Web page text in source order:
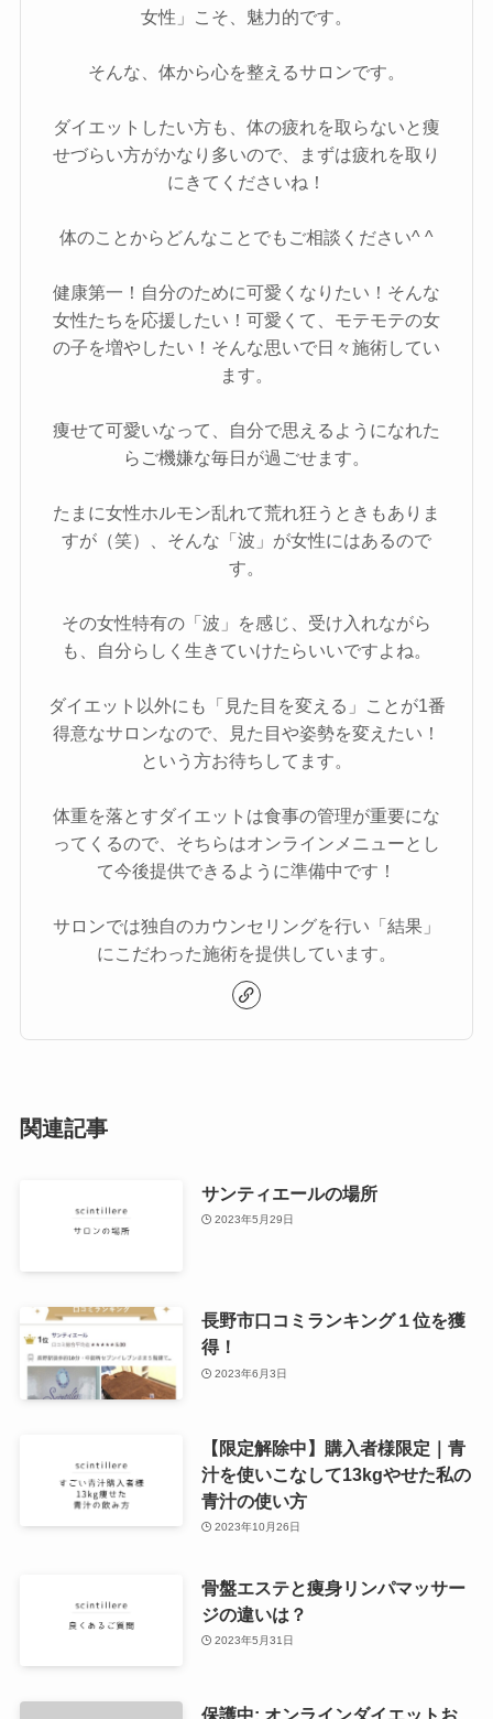
女性」こそ、魅力的です。
そんな、体から心を整えるサロンです。
ダイエットしたい方も、体の疲れを取らないと痩
せづらい方がかなり多いので、まずは疲れを取り
にきてくださいね！
体のことからどんなことでもご相談ください^ ^
健康第一！自分のために可愛くなりたい！そんな
女性たちを応援したい！可愛くて、モテモテの女
の子を増やしたい！そんな思いで日々施術してい
ます。
痩せて可愛いなって、自分で思えるようになれた
らご機嫌な毎日が過ごせます。
たまに女性ホルモン乱れて荒れ狂うときもありま
すが（笑）、そんな「波」が女性にはあるので
す。
その女性特有の「波」を感じ、受け入れながら
も、自分らしく生きていけたらいいですよね。
ダイエット以外にも「見た目を変える」ことが1番
得意なサロンなので、見た目や姿勢を変えたい！
という方お待ちしてます。
体重を落とすダイエットは食事の管理が重要にな
ってくるので、そちらはオンラインメニューとし
て今後提供できるように準備中です！
サロンでは独自のカウンセリングを行い「結果」
にこだわった施術を提供しています。
関連記事
サンティエールの場所
2023年5月29日
長野市口コミランキング１位を獲
得！
2023年6月3日
【限定解除中】購入者様限定｜青
汁を使いこなして13kgやせた私の
青汁の使い方
2023年10月26日
骨盤エステと痩身リンパマッサー
ジの違いは？
2023年5月31日